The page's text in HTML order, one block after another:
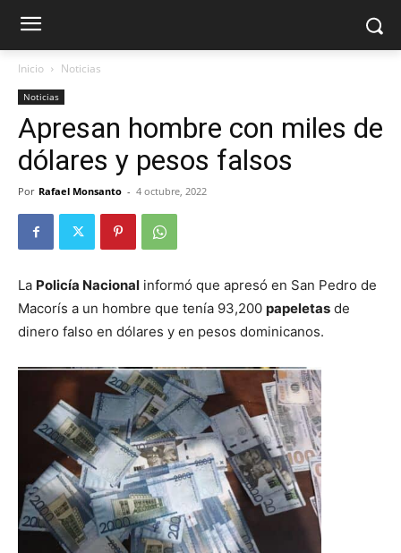
Inicio Noticias
Noticias
Apresan hombre con miles de
dólares y pesos falsos
Por Rafael Monsanto - 4 octubre, 2022
La Policía Nacional informó que apresó en San Pedro de
Macorís a un hombre que tenía 93,200 papeletas de
dinero falso en dólares y en pesos dominicanos.